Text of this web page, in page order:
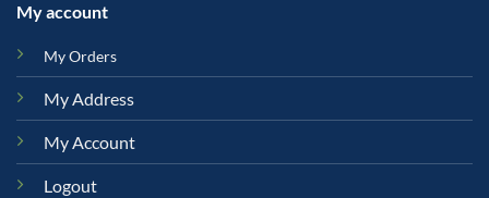
My account
My Orders
My Address
My Account
Logout